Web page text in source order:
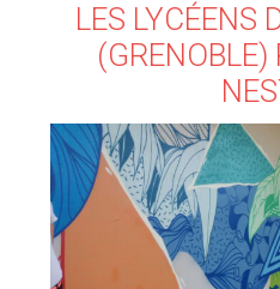
LES LYCÉENS
(GRENOBLE)